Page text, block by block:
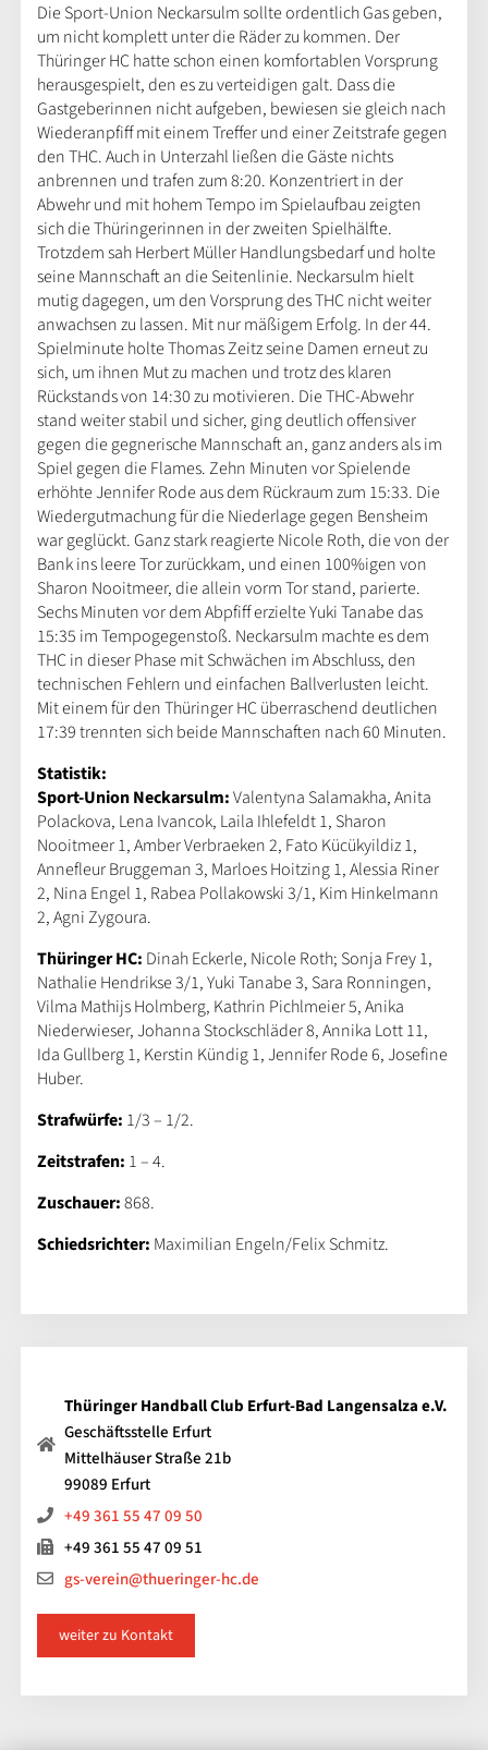
Die Sport-Union Neckarsulm sollte ordentlich Gas geben,
um nicht komplett unter die Räder zu kommen. Der
Thüringer HC hatte schon einen komfortablen Vorsprung
herausgespielt, den es zu verteidigen galt. Dass die
Gastgeberinnen nicht aufgeben, bewiesen sie gleich nach
Wiederanpfiff mit einem Treffer und einer Zeitstrafe gegen
den THC. Auch in Unterzahl ließen die Gäste nichts
anbrennen und trafen zum 8:20. Konzentriert in der
Abwehr und mit hohem Tempo im Spielaufbau zeigten
sich die Thüringerinnen in der zweiten Spielhälfte.
Trotzdem sah Herbert Müller Handlungsbedarf und holte
seine Mannschaft an die Seitenlinie. Neckarsulm hielt
mutig dagegen, um den Vorsprung des THC nicht weiter
anwachsen zu lassen. Mit nur mäßigem Erfolg. In der 44.
Spielminute holte Thomas Zeitz seine Damen erneut zu
sich, um ihnen Mut zu machen und trotz des klaren
Rückstands von 14:30 zu motivieren. Die THC-Abwehr
stand weiter stabil und sicher, ging deutlich offensiver
gegen die gegnerische Mannschaft an, ganz anders als im
Spiel gegen die Flames. Zehn Minuten vor Spielende
erhöhte Jennifer Rode aus dem Rückraum zum 15:33. Die
Wiedergutmachung für die Niederlage gegen Bensheim
war geglückt. Ganz stark reagierte Nicole Roth, die von der
Bank ins leere Tor zurückkam, und einen 100%igen von
Sharon Nooitmeer, die allein vorm Tor stand, parierte.
Sechs Minuten vor dem Abpfiff erzielte Yuki Tanabe das
15:35 im Tempogegenstoß. Neckarsulm machte es dem
THC in dieser Phase mit Schwächen im Abschluss, den
technischen Fehlern und einfachen Ballverlusten leicht.
Mit einem für den Thüringer HC überraschend deutlichen
17:39 trennten sich beide Mannschaften nach 60 Minuten.
Statistik:
Sport-Union Neckarsulm:Valentyna Salamakha, Anita
Polackova, Lena Ivancok, Laila Ihlefeldt 1, Sharon
Nooitmeer 1, Amber Verbraeken 2, Fato Kücükyildiz 1,
Annefleur Bruggeman 3, Marloes Hoitzing 1, Alessia Riner
2, Nina Engel 1, Rabea Pollakowski 3/1, Kim Hinkelmann
2, Agni Zygoura.
Thüringer HC: Dinah Eckerle, Nicole Roth; Sonja Frey 1,
Nathalie Hendrikse 3/1, Yuki Tanabe 3, Sara Ronningen,
Vilma Mathijs Holmberg, Kathrin Pichlmeier 5, Anika
Niederwieser, Johanna Stockschläder 8, Annika Lott 11,
Ida Gullberg 1, Kerstin Kündig 1, Jennifer Rode 6, Josefine
Huber.
Strafwürfe: 1/3 – 1/2.
Zeitstrafen: 1 – 4.
Zuschauer:868.
Schiedsrichter: Maximilian Engeln/Felix Schmitz.
Thüringer Handball Club Erfurt-Bad Langensalza e.V.
Geschäftsstelle Erfurt
Mittelhäuser Straße 21b
99089 Erfurt
+49 361 55 47 09 50
+49 361 55 47 09 51
gs-verein@thueringer-hc.de
weiter zu Kontakt